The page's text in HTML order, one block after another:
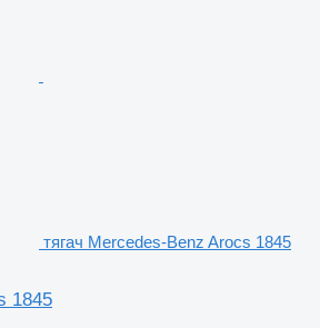
тягач Mercedes-Benz Arocs 1845
1845